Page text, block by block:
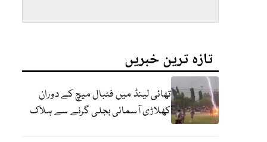
تازہ ترین خبریں
تھائی لینڈ میں فٹبال میچ کے دوران
کھلاڑی آسمانی بجلی گرنے سے ہلاک